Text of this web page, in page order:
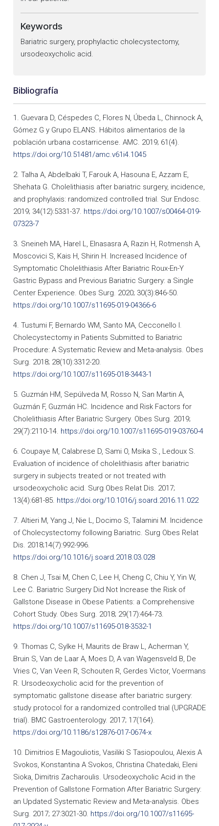
Keywords
Bariatric surgery, prophylactic cholecystectomy,
ursodeoxycholic acid.
Bibliografía
1. Guevara D, Céspedes C, Flores N, Úbeda L, Chinnock A,
Gómez G y Grupo ELANS. Hábitos alimentarios de la
población urbana costarricense. AMC. 2019; 61(4).
https://doi.org/10.51481/amc.v61i4.1045
2. Talha A, Abdelbaki T, Farouk A, Hasouna E, Azzam E,
Shehata G. Cholelithiasis after bariatric surgery, incidence,
and prophylaxis: randomized controlled trial. Sur Endosc.
2019; 34(12):5331-37. https://doi.org/10.1007/s00464-019-
07323-7
3. Sneineh MA, Harel L, Elnasasra A, Razin H, Rotmensh A,
Moscovici S, Kais H, Shirin H. Increased Incidence of
Symptomatic Cholelithiasis After Bariatric Roux-En-Y
Gastric Bypass and Previous Bariatric Surgery: a Single
Center Experience. Obes Surg. 2020; 30(3):846-50.
https://doi.org/10.1007/s11695-019-04366-6
4. Tustumi F, Bernardo WM, Santo MA, Cecconello I.
Cholecystectomy in Patients Submitted to Bariatric
Procedure: A Systematic Review and Meta-analysis. Obes
Surg. 2018; 28(10):3312-20.
https://doi.org/10.1007/s11695-018-3443-1
5. Guzmán HM, Sepúlveda M, Rosso N, San Martin A,
Guzmán F, Guzmán HC. Incidence and Risk Factors for
Cholelithiasis After Bariatric Surgery. Obes Surg. 2019;
29(7):2110-14. https://doi.org/10.1007/s11695-019-03760-4
6. Coupaye M, Calabrese D, Sami O, Msika S., Ledoux S.
Evaluation of incidence of cholelithiasis after bariatric
surgery in subjects treated or not treated with
ursodeoxycholic acid. Surg Obes Relat Dis. 2017;
13(4):681-85. https://doi.org/10.1016/j.soard.2016.11.022
7. Altieri M, Yang J, Nie L, Docimo S, Talamini M. Incidence
of Cholecystectomy following Bariatric. Surg Obes Relat
Dis. 2018;14(7):992-996.
https://doi.org/10.1016/j.soard.2018.03.028
8. Chen J, Tsai M, Chen C, Lee H, Cheng C, Chiu Y, Yin W,
Lee C. Bariatric Surgery Did Not Increase the Risk of
Gallstone Disease in Obese Patients: a Comprehensive
Cohort Study. Obes Surg. 2018; 29(17):464-73.
https://doi.org/10.1007/s11695-018-3532-1
9. Thomas C, Sylke H, Maurits de Braw L, Acherman Y,
Bruin S, Van de Laar A, Moes D, A van Wagensveld B, De
Vries C, Van Veen R, Schouten R, Gerdes Victor, Voermans
R. Ursodeoxycholic acid for the prevention of
symptomatic gallstone disease after bariatric surgery:
study protocol for a randomized controlled trial (UPGRADE
trial). BMC Gastroenterology. 2017; 17(164).
https://doi.org/10.1186/s12876-017-0674-x
10. Dimitrios E Magouliotis, Vasiliki S Tasiopoulou, Alexis A
Svokos, Konstantina A Svokos, Christina Chatedaki, Eleni
Sioka, Dimitris Zacharoulis. Ursodeoxycholic Acid in the
Prevention of Gallstone Formation After Bariatric Surgery:
an Updated Systematic Review and Meta-analysis. Obes
Surg. 2017; 27:3021-30. https://doi.org/10.1007/s11695-